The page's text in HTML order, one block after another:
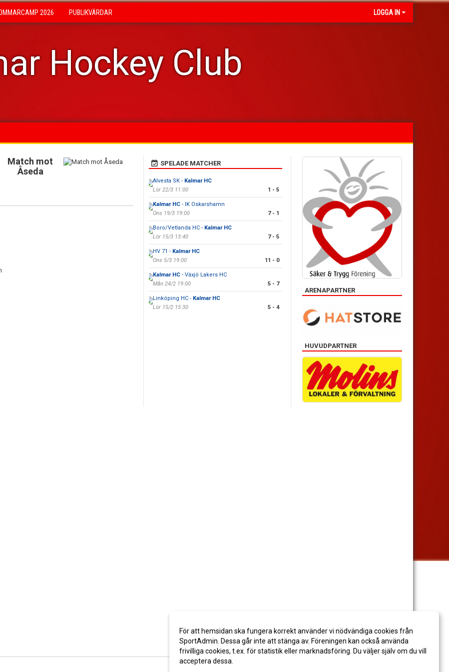
2026 PUBLIKVÄRDAR LOGGA IN
Hockey Club
Match mot
Åseda
SPELADE MATCHER
Alvesta SK - Kalmar HC
Lör 22/3 11:00
1 - 5
Kalmar HC- IK Oskarshamn
Ons 19/3 19:00
7 - 1
Boro/Vetlanda HC - Kalmar HC
Lör 15/3 13:40
7 - 5
HV 71 - Kalmar HC
Ons 5/3 19:00
11 - 0
Kalmar HC- Växjö Lakers HC
Mån 24/2 19:00
5 - 7
Linköping HC - Kalmar HC
Lör 15/2 15:30
5 - 4
ARENAPARTNER
HUVUDPARTNER
För att hemsidan ska fungera korrekt använder vi nödvändiga cookies från
SportAdmin. Dessa går inte att stänga av. Föreningen kan också använda
frivilliga cookies, t.ex. för statistik eller marknadsföring. Du väljer själv om du vill
acceptera dessa.